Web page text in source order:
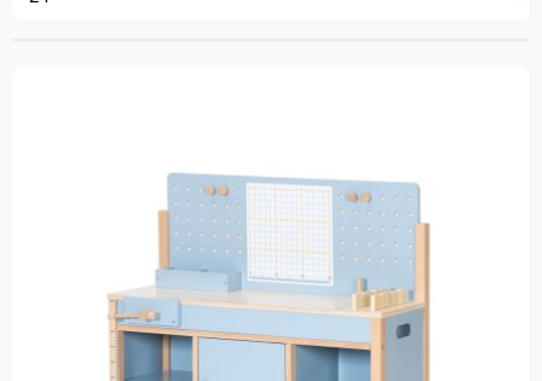
Gereedschap en ijzerwaren
Handgereedschap
Tuingereedschap
Betzold(1)